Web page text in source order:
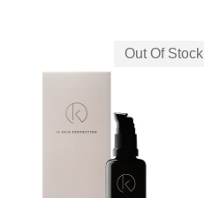
Out Of Stock